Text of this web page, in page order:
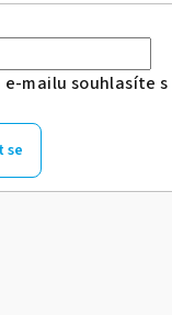
e-mailu souhlasíte s
se